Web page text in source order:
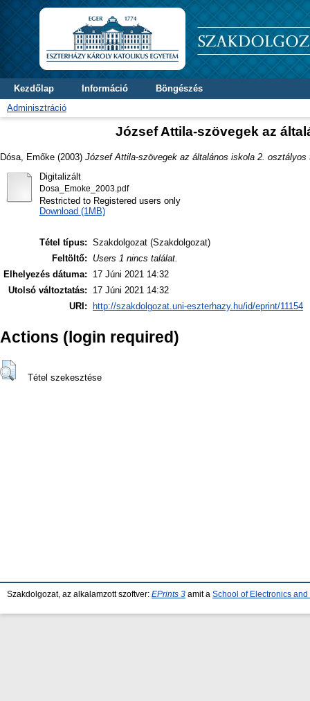
Kezdőlap Információ
Böngészés
Adminisztráció
József Attila-szövegek az
Dósa, Emőke (2003) József Attila-szövegek az általános iskola 2. osztályos
Digitalizált
Dosa_Emoke_2003.pdf
Restricted to Registered users only
Download (1MB)
Tétel típus: Szakdolgozat (Szakdolgozat)
Feltöltő:
Users 1 nincs találat.
Elhelyezés dátuma:
17 Júni 2021 14:32
Utolsó változtatás:
17 Júni 2021 14:32
URI:
http://szakdolgozat.uni-eszterhazy.hu/id/eprint/11154
Actions (login required)
Tétel szekesztése
Szakdolgozat, az alkalamzott szoftver: EPrints 3 amit a School of Electronics